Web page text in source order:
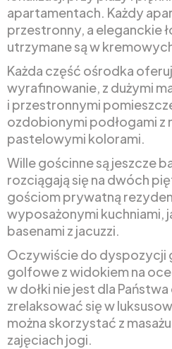
apartamentach. Każdy
przestronny, a eleganckie
utrzymane są w
Każda część ośrodka
wyrafinowanie, z dużymi
i przestronnymi
ozdobionymi podłogami z
pastelowymi kolorami.
Wille gościnne są jeszcze
rozciągają się na dwóch
gościom prywatną
wyposażonymi kuchniami,
basenami z jacuzzi.
Oczywiście do dyspozycji
golfowe z widokiem na
w dołki nie jest dla
zrelaksować się w
można skorzystać z
zajęciach jogi.